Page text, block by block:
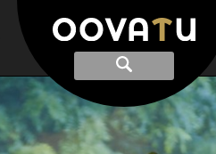
Afficher
recherche
Recherche